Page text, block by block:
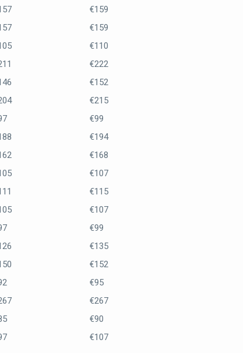
€159
€159
€110
€222
€152
€215
€99
€194
€168
€107
€115
€107
€99
€135
€152
€95
€267
€90
€107